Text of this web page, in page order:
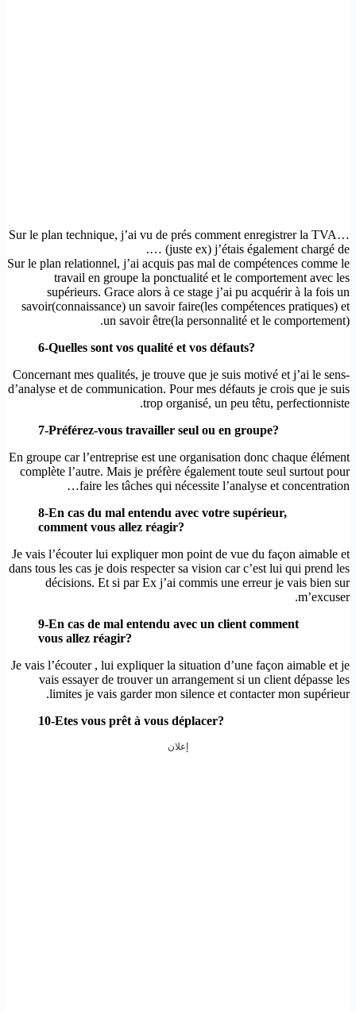
Sur le plan technique, j’ai vu de prés comment enregistrer la TVA…
(juste ex) j’étais également chargé de ….
Sur le plan relationnel, j’ai acquis pas mal de compétences comme le
travail en groupe la ponctualité et le comportement avec les
supérieurs. Grace alors à ce stage j’ai pu acquérir à la fois un
savoir(connaissance) un savoir faire(les compétences pratiques) et
un savoir être(la personnalité et le comportement).
6-Quelles sont vos qualité et vos défauts?
-Concernant mes qualités, je trouve que je suis motivé et j’ai le sens
d’analyse et de communication. Pour mes défauts je crois que je suis
trop organisé, un peu têtu, perfectionniste.
7-Préférez-vous travailler seul ou en groupe?
En groupe car l’entreprise est une organisation donc chaque élément
complète l’autre. Mais je préfère également toute seul surtout pour
faire les tâches qui nécessite l’analyse et concentration…
8-En cas du mal entendu avec votre supérieur,
comment vous allez réagir?
Je vais l’écouter lui expliquer mon point de vue du façon aimable et
dans tous les cas je dois respecter sa vision car c’est lui qui prend les
décisions. Et si par Ex j’ai commis une erreur je vais bien sur
m’excuser.
9-En cas de mal entendu avec un client comment
vous allez réagir?
Je vais l’écouter , lui expliquer la situation d’une façon aimable et je
vais essayer de trouver un arrangement si un client dépasse les
limites je vais garder mon silence et contacter mon supérieur.
10-Etes vous prêt à vous déplacer?
إعلان